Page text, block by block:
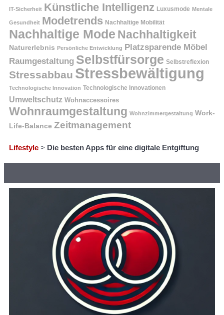
IT-Sicherheit Künstliche Intelligenz Luxusmode Mentale
Gesundheit Modetrends Nachhaltige Mobilität
Nachhaltige Mode Nachhaltigkeit
Naturerlebnis Persönliche Entwicklung Platzsparende Möbel
Raumgestaltung Selbstfürsorge Selbstreflexion
Stressabbau Stressbewältigung
Technologische Innovation Technologische Innovationen
Umweltschutz Wohnaccessoires
Wohnraumgestaltung Wohnzimmergestaltung Work-
Life-Balance Zeitmanagement
Lifestyle > Die besten Apps für eine digitale Entgiftung